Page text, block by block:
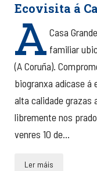
Ecovisita á
A Casa
familiar
(A Coruña).
biogranxa adícase á
alta calidade grazas
libremente nos
venres 10 de...
Ler máis